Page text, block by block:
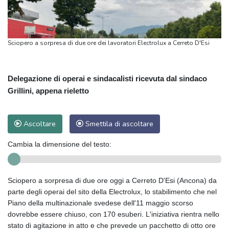
Sciopero a sorpresa di due ore dei lavoratori Electrolux a Cerreto D'Esi
Delegazione di operai e sindacalisti ricevuta dal sindaco
Grillini, appena rieletto
Ascoltare Smettila di ascoltare
Cambia la dimensione del testo:
Sciopero a sorpresa di due ore oggi a Cerreto D'Esi (Ancona) da
parte degli operai del sito della Electrolux, lo stabilimento che nel
Piano della multinazionale svedese dell'11 maggio scorso
dovrebbe essere chiuso, con 170 esuberi. L'iniziativa rientra nello
stato di agitazione in atto e che prevede un pacchetto di otto ore